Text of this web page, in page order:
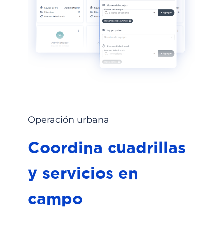
Operación urbana
Coordina cuadrillas
y servicios en
campo